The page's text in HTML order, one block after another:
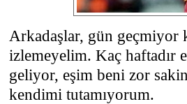
Arkadaşlar, gün
izlemeyelim. Kaç haftadır
geliyor, eşim beni zor
kendimi tutamıyorum.